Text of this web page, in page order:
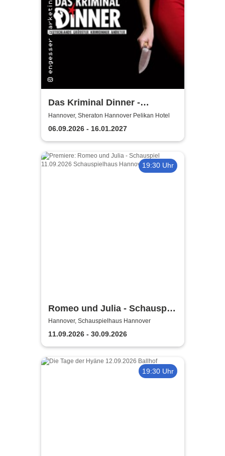
Das Kriminal Dinner -
Testament à la Carte
Hannover, Sheraton Hannover Pelikan Hotel
06.09.2026 - 16.01.2027
19:30 Uhr
Romeo und Julia - Schauspiel
| Niedersächsische
Staatstheater Hannover
Hannover, Schauspielhaus Hannover
11.09.2026 - 30.09.2026
19:30 Uhr